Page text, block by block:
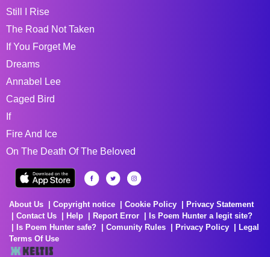
Still I Rise
The Road Not Taken
If You Forget Me
Dreams
Annabel Lee
Caged Bird
If
Fire And Ice
On The Death Of The Beloved
About Us Copyright notice Cookie Policy
Privacy Statement
Contact Us
Help Report Error
Is Poem Hunter a legit site?
Is Poem Hunter safe?
Comunity Rules Privacy Policy
Legal
Terms Of Use